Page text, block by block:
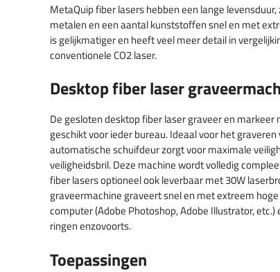
MetaQuip fiber lasers hebben een lange
metalen en een aantal kunststoffen snel en met
is gelijkmatiger en heeft veel meer detail in
conventionele CO2 laser.
Desktop fiber laser
De gesloten desktop fiber laser graveer en
geschikt voor ieder bureau. Ideaal voor het
automatische schuifdeur zorgt voor maximale
veiligheidsbril. Deze machine wordt volledig
fiber lasers optioneel ook leverbaar met 30W
graveermachine graveert snel en met extreem
computer (Adobe Photoshop, Adobe Illustrator,
ringen enzovoorts.
Toepassingen